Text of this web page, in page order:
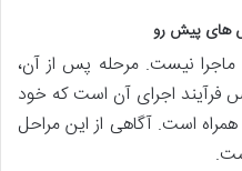
های پیش رو
نیست. مرحله پس از آن،
فرآیند اجرای آن است که خود
است. آگاهی از این مراحل